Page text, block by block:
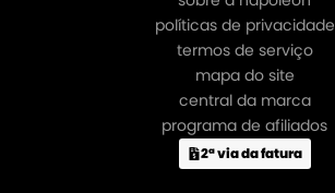
políticas de privacidade
termos de serviço
mapa do site
central da marca
programa de afiliados
2ª via da fatura